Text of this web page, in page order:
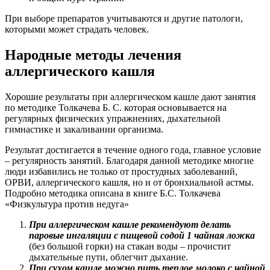
При выборе препаратов учитываются и другие патологи,
которыми может страдать человек.
Народные методы лечения
аллергического кашля
Хорошие результаты при аллергическом кашле дают занятия
по методике Толкачева Б. С. которая основывается на
регулярных физических упражнениях, дыхательной
гимнастике и закаливании организма.
Результат достигается в течение одного года, главное условие
– регулярность занятий. Благодаря данной методике многие
люди избавились не только от простудных заболеваний,
ОРВИ, аллергического кашля, но и от бронхиальной астмы.
Подробно методика описана в книге Б.С. Толкачева
«Физкультура против недуга»
При аллергическом кашле рекомендуют делать
паровые ингаляции с пищевой содой 1 чайная ложка
(без большой горки) на стакан воды – прочистит
дыхательные пути, облегчит дыхание.
При сухом кашле можно пить теплое молоко с чайной